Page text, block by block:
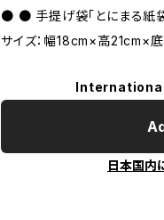
● ● 手提げ袋「とにまる紙
サイズ：幅18cm×高21cm×
日本国内